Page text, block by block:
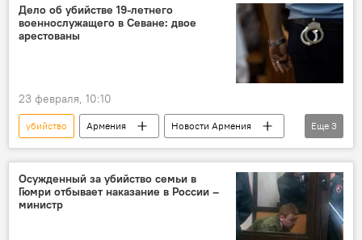
Дело об убийстве 19-летнего
военнослужащего в Севане: двое
арестованы
23 февраля, 10:10
убийство Армения
Новости Армения
Общество
дело военнослужащий
Еще 3
Осужденный за убийство семьи в
Гюмри отбывает наказание в России –
министр